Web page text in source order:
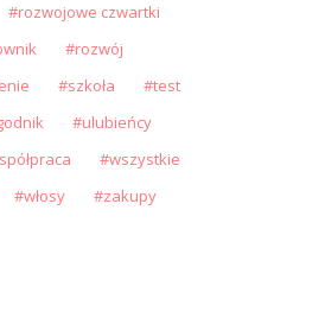
rozwojowe czwartki
rozwój
szkoła
test
ulubieńcy
wszystkie
włosy zakupy